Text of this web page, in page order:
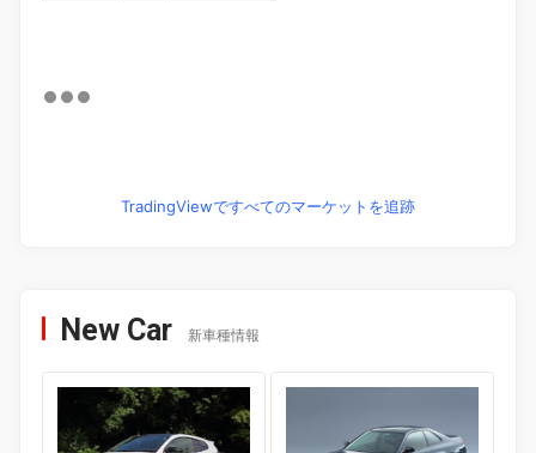
TradingViewですべてのマーケットを追跡
New Car 新車種情報